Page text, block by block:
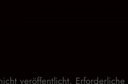
veröffentlicht.